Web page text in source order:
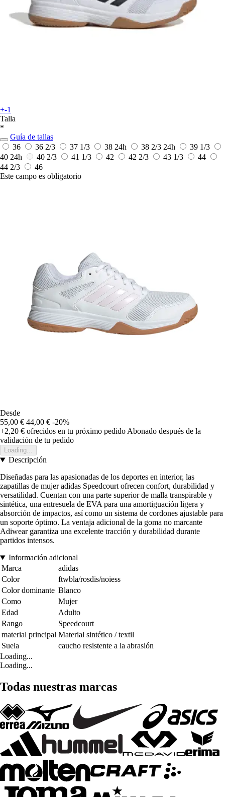
+-1
Talla
*
Guía de tallas
36
36 2/3 37 1/3 38 24h 38 2/3 24h
39 1/3
40 24h 40 2/3 41 1/3 42 42 2/3 43 1/3
44
44 2/3
46
Este campo es obligatorio
Desde
55,00 € 44,00 € -20%
+2,20 € ofrecidos en tu próximo pedido Abonado después de la
validación de tu pedido
Loading...
Descripción
Diseñadas para las apasionadas de los deportes en interior, las
zapatillas de mujer adidas Speedcourt ofrecen confort, durabilidad y
versatilidad. Cuentan con una parte superior de malla transpirable y
sintética, una entresuela de EVA para una amortiguación ligera y
absorción de impactos, así como un sistema de cordones ajustable para
un soporte óptimo. La ventaja adicional de la goma no marcante
Adiwear garantiza una excelente tracción y durabilidad durante
partidos intensos.
Información adicional
Marca
adidas
Color
ftwbla/rosdis/noiess
Color dominante Blanco
Como
Mujer
Edad
Adulto
Rango
Speedcourt
material principal Material sintético / textil
Suela
caucho resistente a la abrasión
Loading...
Loading...
Todas nuestras marcas